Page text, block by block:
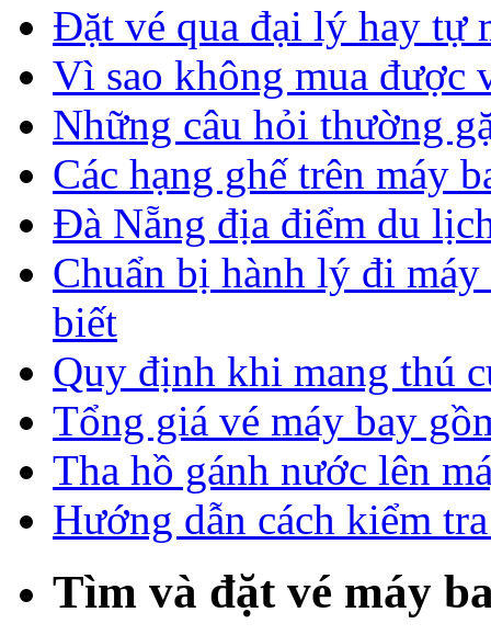
Đặt vé qua đại lý hay tự
Vì sao không mua được
Những câu hỏi thường
Các hạng ghế trên máy
Đà Nẵng địa điểm du
Chuẩn bị hành lý đi
biết
Quy định khi mang thú
Tổng giá vé máy bay
Tha hồ gánh nước lên
Hướng dẫn cách kiểm
Tìm và đặt vé máy